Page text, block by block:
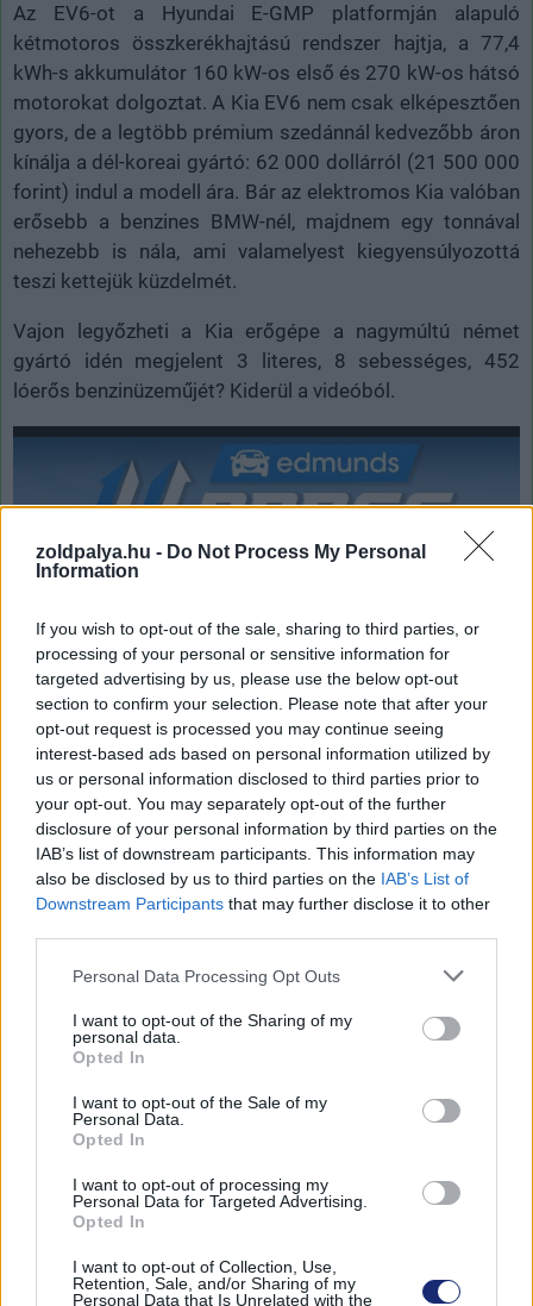
zoldpalya.hu - Do Not Process My Personal
Information
If you wish to opt-out of the sale, sharing to third parties, or
processing of your personal or sensitive information for
targeted advertising by us, please use the below opt-out
section to confirm your selection. Please note that after your
opt-out request is processed you may continue seeing
interest-based ads based on personal information utilized by
us or personal information disclosed to third parties prior to
your opt-out. You may separately opt-out of the further
disclosure of your personal information by third parties on the
IAB’s list of downstream participants. This information may
also be disclosed by us to third parties on the IAB’s List of
Downstream Participants that may further disclose it to other
Please note that this website/app uses one or more Google
not limited to your visit or usage behaviour. You may click to
grant or deny consent to Google and its third-party tags to
use your data for below specified purposes in below Google
consent section.
Personal Data Processing Opt Outs
I want to opt-out of the Sharing of my
personal data.
Opted In
I want to opt-out of the Sale of my
Personal Data.
Opted In
I want to opt-out of processing my
Personal Data for Targeted Advertising.
Opted In
I want to opt-out of Collection, Use,
Retention, Sale, and/or Sharing of my
Personal Data that Is Unrelated with the
Az EV6-ot a Hyundai E-GMP platformján alapuló
kétmotoros összkerékhajtású rendszer hajtja, a 77,4
kWh-s akkumulátor 160 kW-os első és 270 kW-os hátsó
motorokat dolgoztat. A Kia EV6 nem csak elképesztően
gyors, de a legtöbb prémium szedánnál kedvezőbb áron
kínálja a dél-koreai gyártó: 62 000 dollárról (21 500 000
forint) indul a modell ára. Bár az elektromos Kia valóban
erősebb a benzines BMW-nél, majdnem egy tonnával
nehezebb is nála, ami valamelyest kiegyensúlyozottá
teszi kettejük küzdelmét.
Vajon legyőzheti a Kia erőgépe a nagymúltú német
gyártó idén megjelent 3 literes, 8 sebességes, 452
lóerős benzinüzeműjét? Kiderül a videóból.
Címkék: #kia ev 6 gt #bmw m2 #ev
#elektromos
hajtás
Hozzászólások
Megjelent a JAC Group első
nátrium-ion akkumulátorral